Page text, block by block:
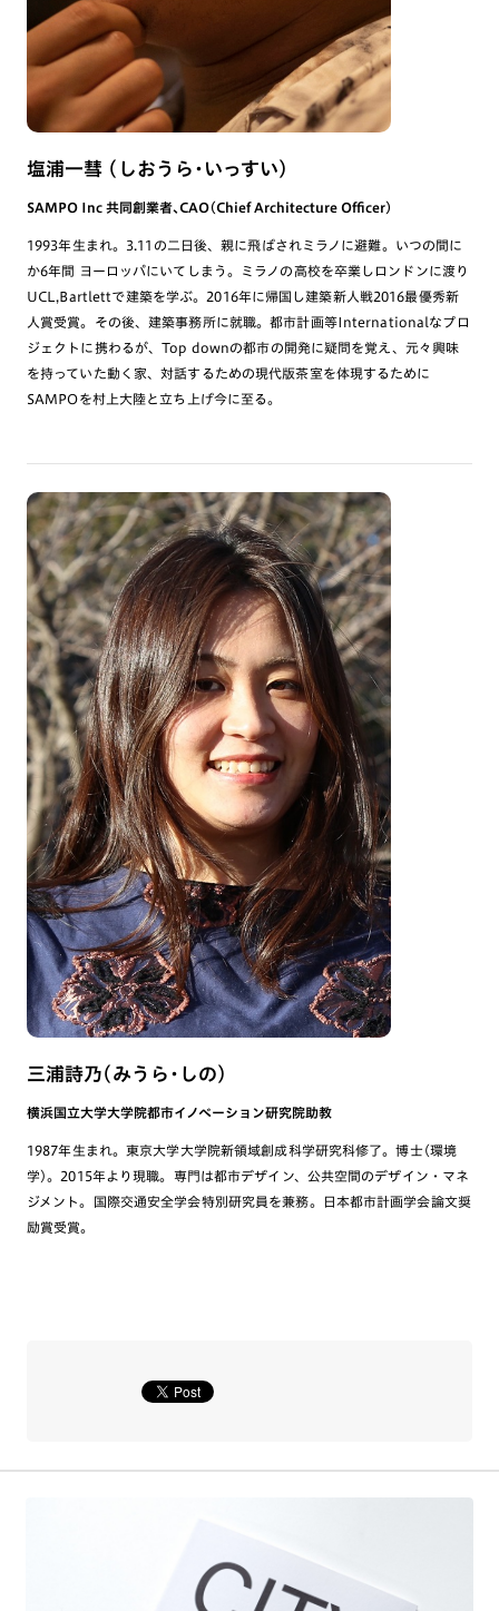
塩浦一彗 （しおうら・いっすい）
SAMPO Inc 共同創業者、CAO（Chief Architecture Officer)
1993年生まれ。3.11の二日後、親に飛ばされミラノに避難。いつの間に
か6年間 ヨーロッパにいてしまう。ミラノの高校を卒業しロンドンに渡り
UCL,Bartlettで建築を学ぶ。2016年に帰国し建築新人戦2016最優秀新
人賞受賞。その後、建築事務所に就職。都市計画等Internationalなプロ
ジェクトに携わるが、Top downの都市の開発に疑問を覚え、元々興味
を持っていた動く家、対話するための現代版茶室を体現するために
SAMPOを村上大陸と立ち上げ今に至る。
三浦詩乃（みうら・しの）
横浜国立大学大学院都市イノベーション研究院助教
1987年生まれ。東京大学大学院新領域創成科学研究科修了。博士(環境
学)。2015年より現職。専門は都市デザイン、公共空間のデザイン・マネ
ジメント。国際交通安全学会特別研究員を兼務。日本都市計画学会論文奨
励賞受賞。